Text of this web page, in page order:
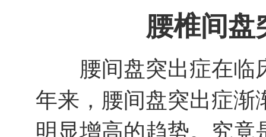
腰椎间盘
腰间盘突出症在临床
年来，腰间盘突出症渐
明显增高的趋势。究竟